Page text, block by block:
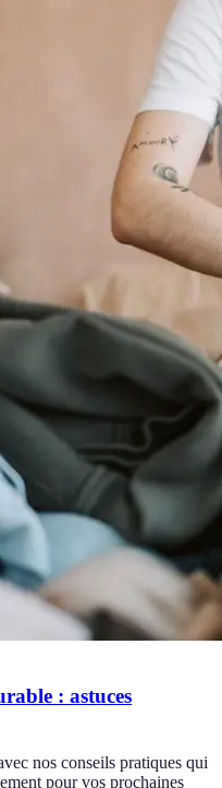
: astuces
nos conseils pratiques qui
pour vos prochaines